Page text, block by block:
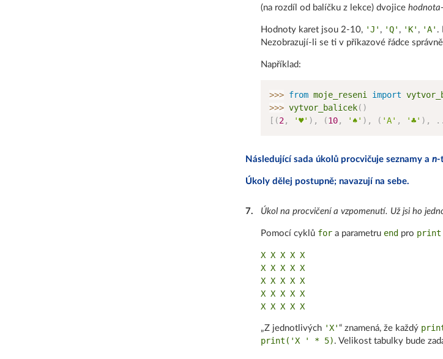
(na rozdíl od balíčku z lekce) dvojice
Hodnoty karet jsou 2-10, 'J' , 'Q' , 'K' , 'A' .
Nezobrazují-li se ti v příkazové řádce
Například:
>>> from moje_reseni import
>>> vytvor_balicek( )
[ (2, '♥' ) , (10, '♠' ) , ( 'A' , '♣' ) , . .
Následující sada úkolů procvičuje seznamy a n-
Úkoly dělej postupně; navazují na sebe.
7. Úkol na procvičení a vzpomenutí. Už jsi ho
Pomocí cyklů fora parametru end pro print
X X X X X
X X X X X
X X X X X
X X X X X
X X X X X
„Z jednotlivých 'X' “ znamená, že každý
print('X ' * 5) . Velikost tabulky bude